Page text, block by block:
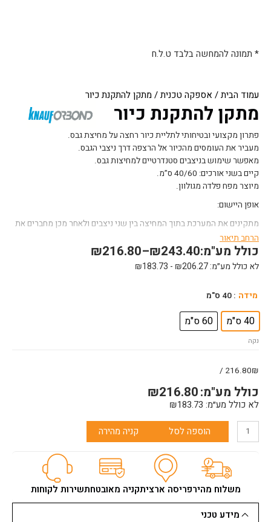
עמוד הבית/ אספקה טכנית/ מתקן להתקנת כיור
מתקן להתקנת כיור
פתרון מקצועי ובטיחותי לתליית כיור רחצה על מחיצת גבס.
מעביר את העומסים מהכיור אל הרצפה דרך ניצבי הגבס.
מאפשר שימוש בניצבים סטנדרטיים למחיצות גבס.
קיים בשני אורכים: 40/60 ס”מ.
מיוצר מפח פלדה מגולוון.
אופן היישום:
מתקינים את המערכת בתוך המחיצה בין שני ניצבים ולאחר מכן מחברים את
לוחות הגבס.
הרחב תיאור
₪216.80–₪243.40כולל מע"מ:
לא כולל מע״מ: ₪206.27
-
₪183.73
מידה : 40 ס"מ
40 ס"מ 60 ס"מ
נקה
216.80₪ /
₪216.80כולל מע"מ:
לא כולל מע״מ: ₪183.73
כמות
מתקן
להתקנת
כיור
הוספה לסל קניה מהירה
משלוח מהירפריסה ארציתקניה מאובטחתשירות לקוחות
מידע טכני
* תמונה להמחשה בלבד ט.ל.ח